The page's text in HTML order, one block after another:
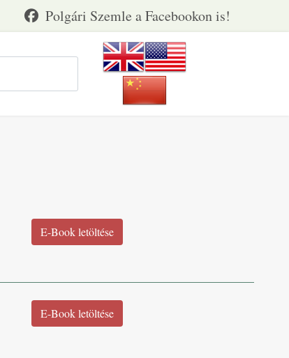
E-Book letöltése
E-Book letöltése